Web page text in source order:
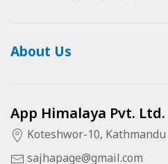
About Us
App Himalaya Pvt. Ltd.
Koteshwor-10, Kathmandu
sajhapage@gmail.com